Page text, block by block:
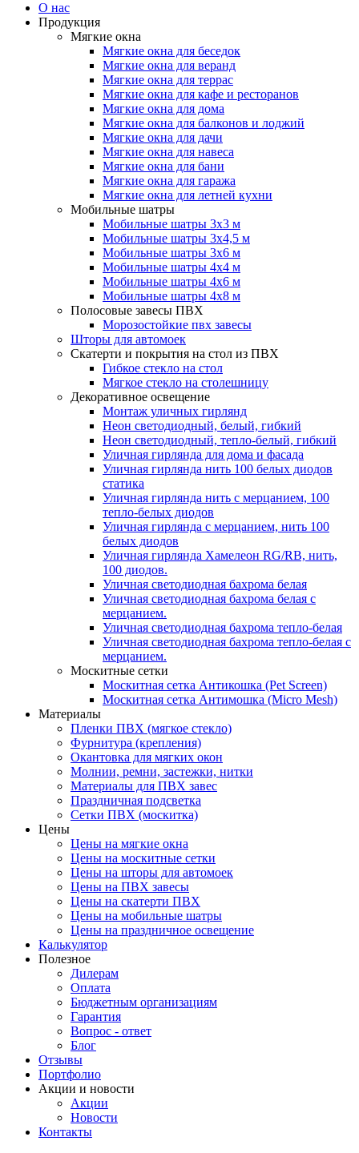
О нас
Продукция
Мягкие окна
Мягкие окна для беседок
Мягкие окна для веранд
Мягкие окна для террас
Мягкие окна для кафе и ресторанов
Мягкие окна для дома
Мягкие окна для балконов и лоджий
Мягкие окна для дачи
Мягкие окна для навеса
Мягкие окна для бани
Мягкие окна для гаража
Мягкие окна для летней кухни
Мобильные шатры
Мобильные шатры 3х3 м
Мобильные шатры 3х4,5 м
Мобильные шатры 3х6 м
Мобильные шатры 4х4 м
Мобильные шатры 4х6 м
Мобильные шатры 4х8 м
Полосовые завесы ПВХ
Морозостойкие пвх завесы
Шторы для автомоек
Скатерти и покрытия на стол из ПВХ
Гибкое стекло на стол
Мягкое стекло на столешницу
Декоративное освещение
Монтаж уличных гирлянд
Неон светодиодный, белый, гибкий
Неон светодиодный, тепло-белый, гибкий
Уличная гирлянда для дома и фасада
Уличная гирлянда нить 100 белых диодов
статика
Уличная гирлянда нить с мерцанием, 100
тепло-белых диодов
Уличная гирлянда с мерцанием, нить 100
белых диодов
Уличная гирлянда Хамелеон RG/RB, нить,
100 диодов.
Уличная светодиодная бахрома белая
Уличная светодиодная бахрома белая с
мерцанием.
Уличная светодиодная бахрома тепло-белая
Уличная светодиодная бахрома тепло-белая с
мерцанием.
Москитные сетки
Москитная сетка Антикошка (Pet Screen)
Москитная сетка Антимошка (Micro Mesh)
Материалы
Пленки ПВХ (мягкое стекло)
Фурнитура (крепления)
Окантовка для мягких окон
Молнии, ремни, застежки, нитки
Материалы для ПВХ завес
Праздничная подсветка
Сетки ПВХ (москитка)
Цены
Цены на мягкие окна
Цены на москитные сетки
Цены на шторы для автомоек
Цены на ПВХ завесы
Цены на скатерти ПВХ
Цены на мобильные шатры
Цены на праздничное освещение
Калькулятор
Полезное
Дилерам
Оплата
Бюджетным организациям
Гарантия
Вопрос - ответ
Блог
Отзывы
Портфолио
Акции и новости
Акции
Новости
Контакты